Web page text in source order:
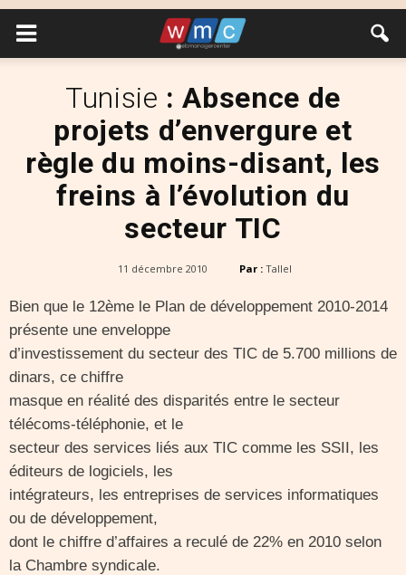
Tunisie : Absence de
projets d’envergure et
règle du moins-disant, les
freins à l’évolution du
secteur TIC
11 décembre 2010 Par : Tallel
Bien que le 12ème le Plan de développement 2010-2014
présente une enveloppe
d’investissement du secteur des TIC de 5.700 millions de
dinars, ce chiffre
masque en réalité des disparités entre le secteur
télécoms-téléphonie, et le
secteur des services liés aux TIC comme les SSII, les
éditeurs de logiciels, les
intégrateurs, les entreprises de services informatiques
ou de développement,
dont le chiffre d’affaires a reculé de 22% en 2010 selon
la Chambre syndicale.